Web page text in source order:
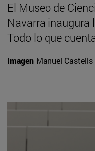
El Museo de
Navarra inaugura
Todo lo que
Imagen Manuel Castells